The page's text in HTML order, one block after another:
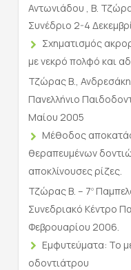
Αντωνιάδου , Β.
Συνέδριο 2-4
Σχηματισμός
με νεκρό πολφό και
Τζώρας Β.,
Πανελλήνιο
Μαίου 2005
Μέθοδος
θεραπευμένων
αποκλίνουσες ρίζες.
Τζώρας Β. – 7ο
Συνεδριακό Κέντρο
Φεβρουαρίου 2006.
Εμφυτεύματα: Το
οδοντιάτρου